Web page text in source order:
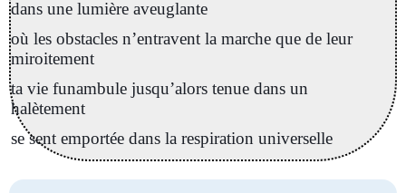
dans une lumière aveuglante
où les obstacles n’entravent la marche que de leur
miroitement
ta vie funambule jusqu’alors tenue dans un
halètement
se sent emportée dans la respiration universelle